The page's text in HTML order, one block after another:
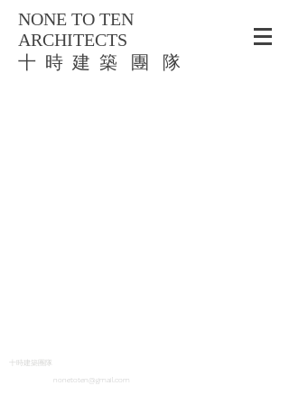
NONE TO TEN
ARCHITECTS
​十 時 建 築 團 隊
十時建築團隊
nonetoten@gmail.com